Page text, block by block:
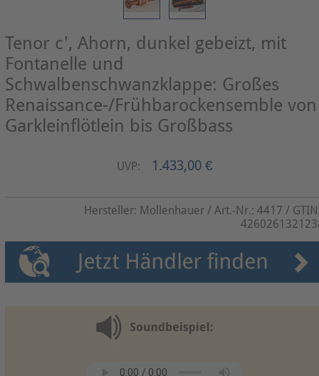
Tenor c', Ahorn, dunkel gebeizt, mit
Fontanelle und
Schwalbenschwanzklappe: Großes
Renaissance-/Frühbarockensemble von
Garkleinflötlein bis Großbass
UVP: 1.433,00 €
Hersteller: Mollenhauer / Art.-Nr.: 4417 /